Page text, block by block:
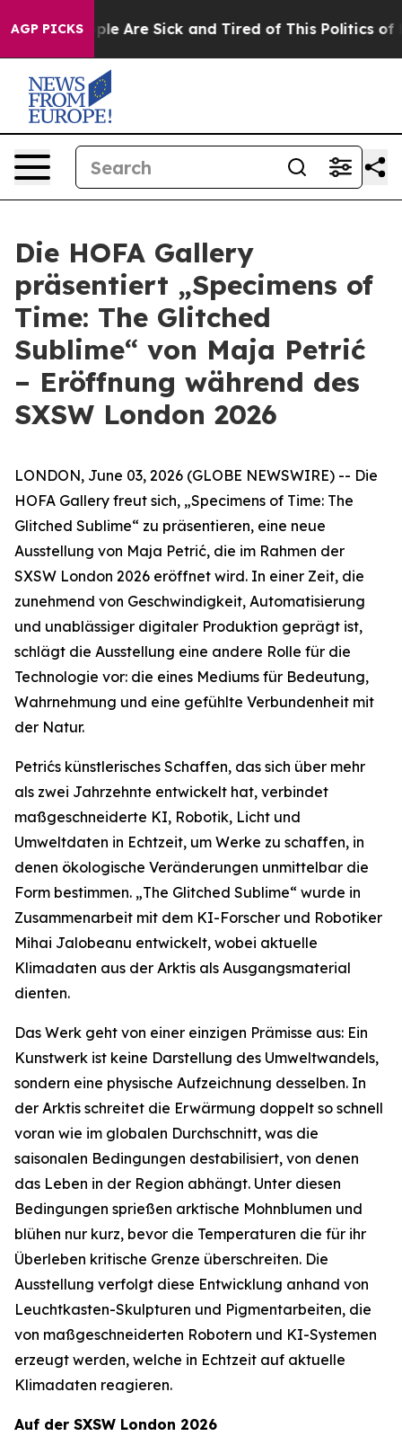
AGP PICKS
“People Are Sick and Tired of This Politics of
Die HOFA Gallery
präsentiert „Specimens of
Time: The Glitched
Sublime“ von Maja Petrić
– Eröffnung während des
SXSW London 2026
LONDON, June 03, 2026 (GLOBE NEWSWIRE) -- Die
HOFA Gallery freut sich, „Specimens of Time: The
Glitched Sublime“ zu präsentieren, eine neue
Ausstellung von Maja Petrić, die im Rahmen der
SXSW London 2026 eröffnet wird. In einer Zeit, die
zunehmend von Geschwindigkeit, Automatisierung
und unablässiger digitaler Produktion geprägt ist,
schlägt die Ausstellung eine andere Rolle für die
Technologie vor: die eines Mediums für Bedeutung,
Wahrnehmung und eine gefühlte Verbundenheit mit
der Natur.
Petrićs künstlerisches Schaffen, das sich über mehr
als zwei Jahrzehnte entwickelt hat, verbindet
maßgeschneiderte KI, Robotik, Licht und
Umweltdaten in Echtzeit, um Werke zu schaffen, in
denen ökologische Veränderungen unmittelbar die
Form bestimmen. „The Glitched Sublime“ wurde in
Zusammenarbeit mit dem KI-Forscher und Robotiker
Mihai Jalobeanu entwickelt, wobei aktuelle
Klimadaten aus der Arktis als Ausgangsmaterial
dienten.
Das Werk geht von einer einzigen Prämisse aus: Ein
Kunstwerk ist keine Darstellung des Umweltwandels,
sondern eine physische Aufzeichnung desselben. In
der Arktis schreitet die Erwärmung doppelt so schnell
voran wie im globalen Durchschnitt, was die
saisonalen Bedingungen destabilisiert, von denen
das Leben in der Region abhängt. Unter diesen
Bedingungen sprießen arktische Mohnblumen und
blühen nur kurz, bevor die Temperaturen die für ihr
Überleben kritische Grenze überschreiten. Die
Ausstellung verfolgt diese Entwicklung anhand von
Leuchtkasten-Skulpturen und Pigmentarbeiten, die
von maßgeschneiderten Robotern und KI-Systemen
erzeugt werden, welche in Echtzeit auf aktuelle
Klimadaten reagieren.
Auf der SXSW London 2026